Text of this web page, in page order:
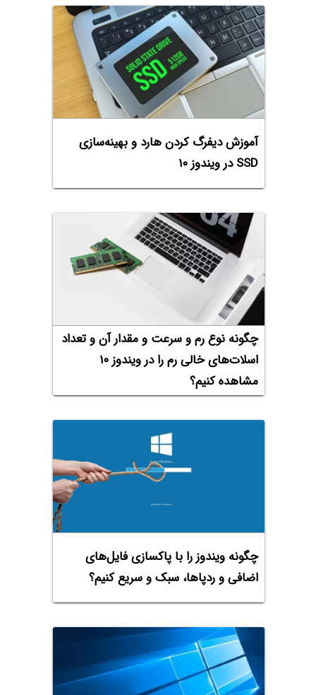
آموزش دیفرگ کردن هارد و بهینه‌سازی
SSD در ویندوز ۱۰
چگونه نوع رم و سرعت و مقدار آن و تعداد
اسلات‌های خالی رم را در ویندوز ۱۰
مشاهده کنیم؟
چگونه ویندوز را با پاکسازی فایل‌های
اضافی و ردپاها، سبک و سریع کنیم؟